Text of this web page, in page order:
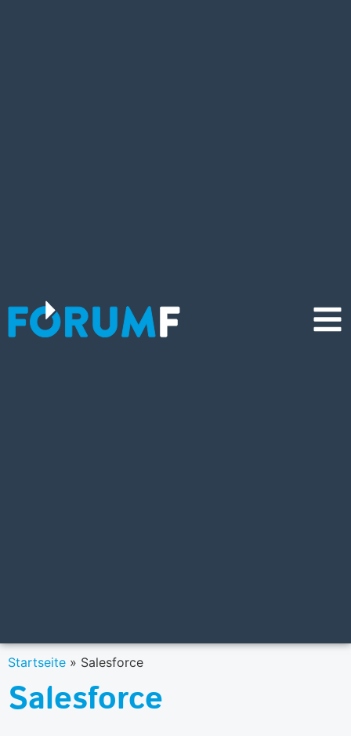
Startseite » Salesforce
Salesforce